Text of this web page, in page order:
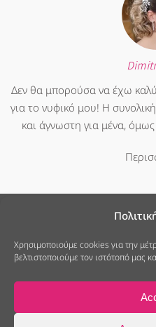
Χρησιμοποιούμε cookies για την
βελτιστοποιούμε τον ιστότοπό μας
Δεν θα μπορούσα να έχω
για το νυφικό μου! Η
και άγνωστη για μένα,